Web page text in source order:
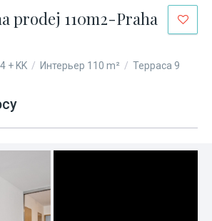
prodej 110m2-Praha
4 + KK / Интерьер 110 m² / Терраса 9